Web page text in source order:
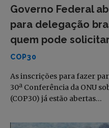
Governo Federal
para delegação
quem pode solicitar
COP30
As inscrições para fazer
30ª Conferência da ONU
(COP30) já estão abertas…